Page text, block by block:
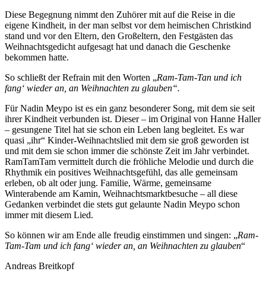
Diese Begegnung nimmt den Zuhörer mit auf die Reise in die
eigene Kindheit, in der man selbst vor dem heimischen Christkind
stand und vor den Eltern, den Großeltern, den Festgästen das
Weihnachtsgedicht aufgesagt hat und danach die Geschenke
bekommen hatte.
So schließt der Refrain mit den Worten „Ram-Tam-Tan und ich
fang‘ wieder an, an Weihnachten zu glauben“.
Für Nadin Meypo ist es ein ganz besonderer Song, mit dem sie seit
ihrer Kindheit verbunden ist. Dieser – im Original von Hanne Haller
– gesungene Titel hat sie schon ein Leben lang begleitet. Es war
quasi „ihr“ Kinder-Weihnachtslied mit dem sie groß geworden ist
und mit dem sie schon immer die schönste Zeit im Jahr verbindet.
RamTamTam vermittelt durch die fröhliche Melodie und durch die
Rhythmik ein positives Weihnachtsgefühl, das alle gemeinsam
erleben, ob alt oder jung. Familie, Wärme, gemeinsame
Winterabende am Kamin, Weihnachtsmarktbesuche – all diese
Gedanken verbindet die stets gut gelaunte Nadin Meypo schon
immer mit diesem Lied.
So können wir am Ende alle freudig einstimmen und singen: „Ram-
Tam-Tam und ich fang‘ wieder an, an Weihnachten zu glauben“
Andreas Breitkopf